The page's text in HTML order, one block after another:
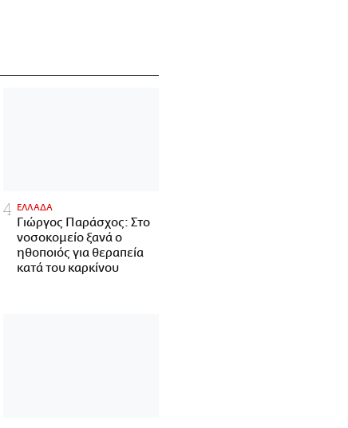
ΕΛΛΑΔΑ
Γιώργος Παράσχος: Στο
νοσοκομείο ξανά ο
ηθοποιός για θεραπεία
κατά του καρκίνου